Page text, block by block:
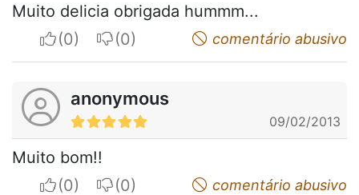
Muito delicia obrigada hummm...
I apreciateI do not appreciatecomentário abusivo
anonymous
09/02/2013
Muito bom!!
I apreciateI do not appreciatecomentário abusivo